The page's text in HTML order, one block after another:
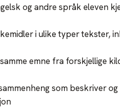
og andre språk eleven
i ulike typer tekster,
emne fra forskjellige
som beskriver